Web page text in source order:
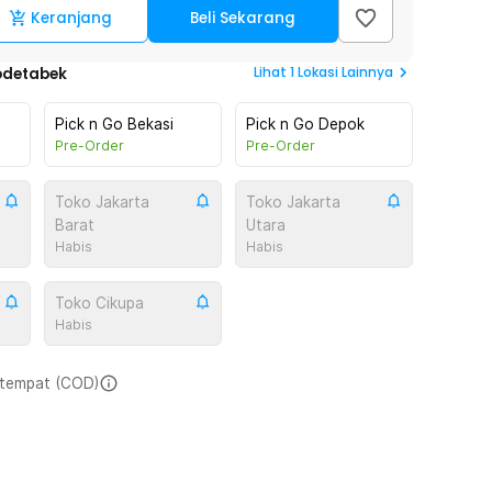
Keranjang Beli Sekarang
Lihat 1Lokasi Lainnya
Pick n Go Bekasi
Pre-Order
Pick n Go Depok
Pre-Order
Toko Jakarta
Barat
Habis
Toko Jakarta
Utara
Habis
Toko Cikupa
Habis
(COD)